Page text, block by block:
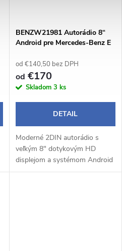
BENZW21981 Autorádio 8“
Android pre Mercedes-Benz E
W209 / CLS / W219
od €140,50 bez DPH
od €170
Skladom 3 ks
DETAIL
Moderné 2DIN autorádio s
veľkým 8" dotykovým HD
displejom a systémom Android
14 prináša pohodlné a